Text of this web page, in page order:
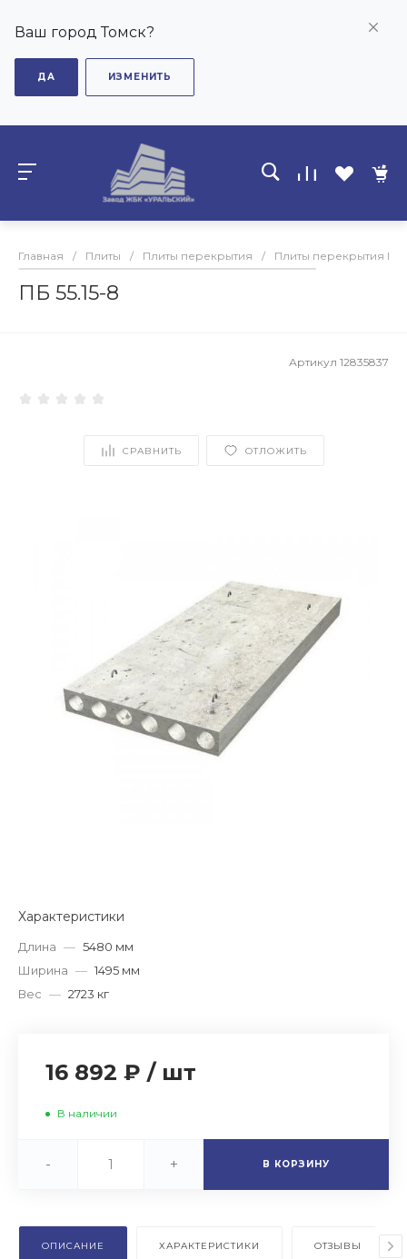
Ваш город Томск?
ДА ИЗМЕНИТЬ
Главная / Плиты / Плиты перекрытия / Плиты перекрытия ПБ
ПБ 55.15-8
Артикул 12835837
СРАВНИТЬ ОТЛОЖИТЬ
Характеристики
Длина — 5480 мм
Ширина — 1495 мм
Вес — 2723 кг
16 892 ₽ / шт
В наличии
- + В КОРЗИНУ
ОПИСАНИЕ ХАРАКТЕРИСТИКИ ОТЗЫВЫ